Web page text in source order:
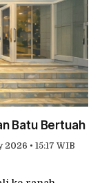
Batu Bertuah
• 15:17 WIB